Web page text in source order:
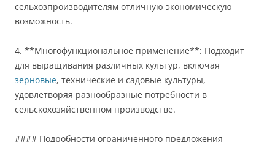
сельхозпроизводителям отличную экономическую
возможность.
4. **Многофункциональное применение**: Подходит
для выращивания различных культур, включая
зерновые, технические и садовые культуры,
удовлетворяя разнообразные потребности в
сельскохозяйственном производстве.
#### Подробности ограниченного предложения